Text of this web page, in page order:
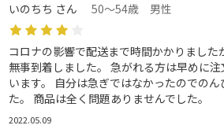
いのちち さん 50～54歳 男性
コロナの影響で配送まで時間かかりまし
無事到着しました。 急がれる方は早めに
います。 自分は急ぎではなかったのでの
た。 商品は全く問題ありませんでした。
2022.05.09